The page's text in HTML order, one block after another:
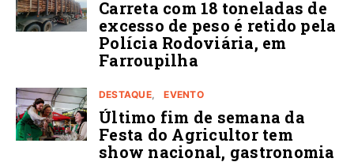
Carreta com 18 toneladas de
excesso de peso é retido pela
Polícia Rodoviária, em
Farroupilha
DESTAQUE EVENTO
Último fim de semana da
Festa do Agricultor tem
show nacional, gastronomia